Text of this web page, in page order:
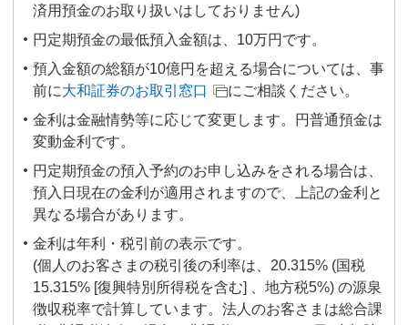
済用預金のお取り扱いはしておりません)
円定期預金の最低預入金額は、10万円です。
預入金額の総額が10億円を超える場合については、事
前に大和証券のお取引窓口
にご相談ください。
金利は金融情勢等に応じて変更します。円普通預金は
変動金利です。
円定期預金の預入予約のお申し込みをされる場合は、
預入日現在の金利が適用されますので、上記の金利と
異なる場合があります。
金利は年利・税引前の表示です。
(個人のお客さまの税引後の利率は、20.315% (国税
15.315% [復興特別所得税を含む] 、地方税5%) の源泉
徴収税率で計算しています。法人のお客さまは総合課